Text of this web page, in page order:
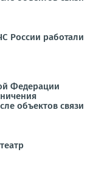
России работали
Федерации
объектов связи